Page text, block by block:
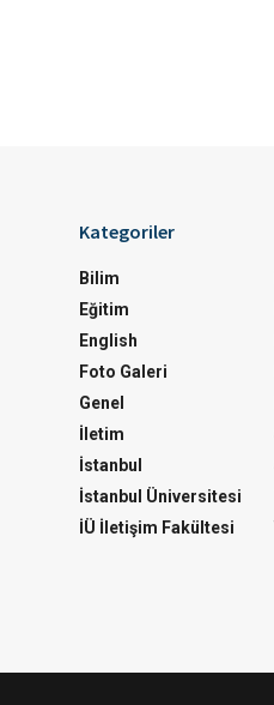
Kategoriler
Bilim
Eğitim
English
Foto Galeri
Genel
İletim
İstanbul
İstanbul Üniversitesi
İÜ İletişim Fakültesi